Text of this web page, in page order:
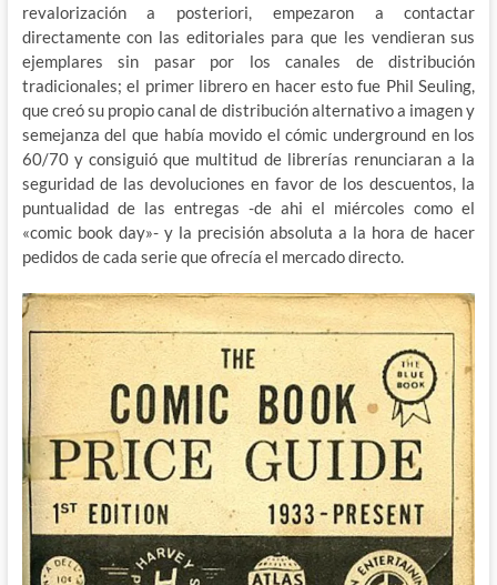
revalorización a posteriori, empezaron a contactar
directamente con las editoriales para que les vendieran sus
ejemplares sin pasar por los canales de distribución
tradicionales; el primer librero en hacer esto fue Phil Seuling,
que creó su propio canal de distribución alternativo a imagen y
semejanza del que había movido el cómic underground en los
60/70 y consiguió que multitud de librerías renunciaran a la
seguridad de las devoluciones en favor de los descuentos, la
puntualidad de las entregas -de ahi el miércoles como el
«comic book day»- y la precisión absoluta a la hora de hacer
pedidos de cada serie que ofrecía el mercado directo.